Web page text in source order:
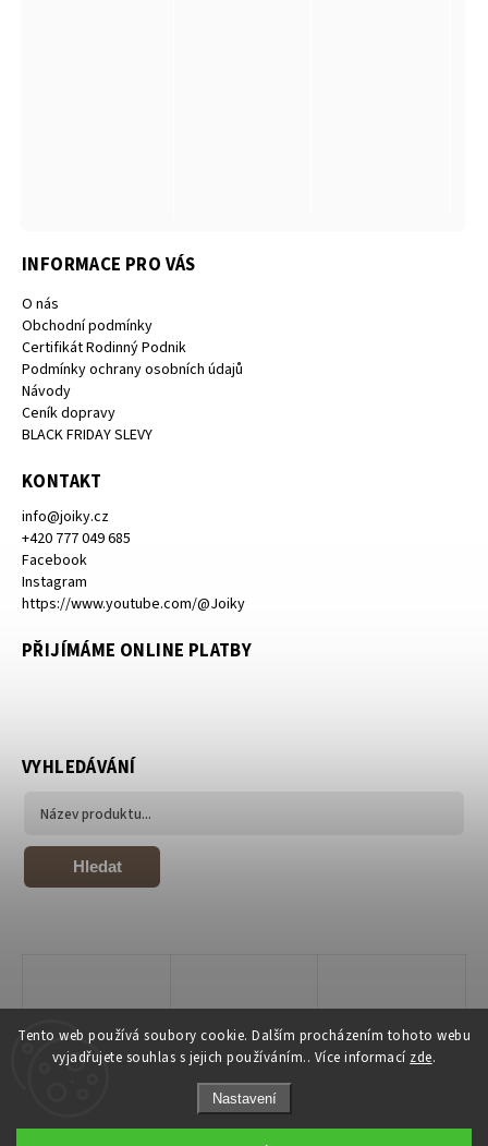
Tento web používá soubory cookie. Dalším procházením tohoto webu
vyjadřujete souhlas s jejich používáním.. Více informací zde.
Nastavení
INFORMACE PRO VÁS
O nás
Obchodní podmínky
Certifikát Rodinný Podnik
Podmínky ochrany osobních údajů
Návody
Ceník dopravy
BLACK FRIDAY SLEVY
KONTAKT
info@joiky.cz
+420 777 049 685
Facebook
Instagram
https://www.youtube.com/@Joiky
PŘIJÍMÁME ONLINE PLATBY
VYHLEDÁVÁNÍ
Hledat